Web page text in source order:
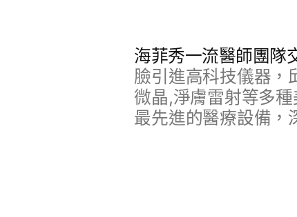
海菲秀一流醫師團隊
臉引進高科技儀器，
微晶,淨膚雷射等多
最先進的醫療設備，